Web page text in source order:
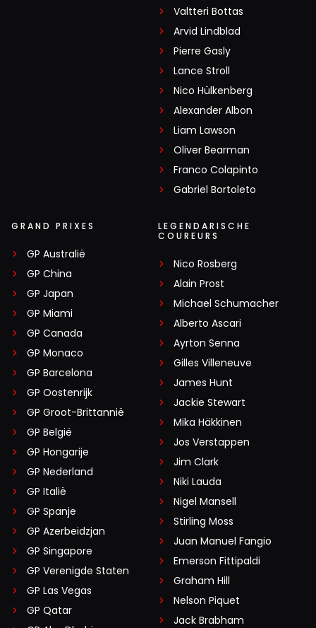
Valtteri Bottas
Arvid Lindblad
Pierre Gasly
Lance Stroll
Nico Hülkenberg
Alexander Albon
Liam Lawson
Oliver Bearman
Franco Colapinto
Gabriel Bortoleto
GRAND PRIXES
GP Australië
GP China
GP Japan
GP Miami
GP Canada
GP Monaco
GP Barcelona
GP Oostenrijk
GP Groot-Brittannië
GP België
GP Hongarije
GP Nederland
GP Italië
GP Spanje
GP Azerbeidzjan
GP Singapore
GP Verenigde Staten
GP Las Vegas
GP Qatar
LEGENDARISCHE
COUREURS
Nico Rosberg
Alain Prost
Michael Schumacher
Alberto Ascari
Ayrton Senna
Gilles Villeneuve
James Hunt
Jackie Stewart
Mika Häkkinen
Jos Verstappen
Jim Clark
Niki Lauda
Nigel Mansell
Stirling Moss
Juan Manuel Fangio
Emerson Fittipaldi
Graham Hill
Nelson Piquet
Jack Brabham